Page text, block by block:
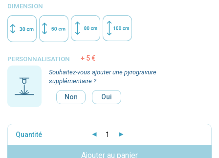
DIMENSION
PERSONNALISATION
Souhaitez-vous ajouter une pyrogravure
supplémentaire ?
Non
5 €
Oui
Quantité
Ajouter au panier